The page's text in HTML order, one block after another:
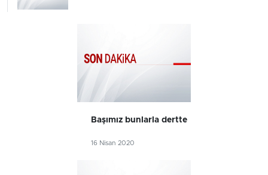
Başımız bunlarla dertte
16 Nisan 2020